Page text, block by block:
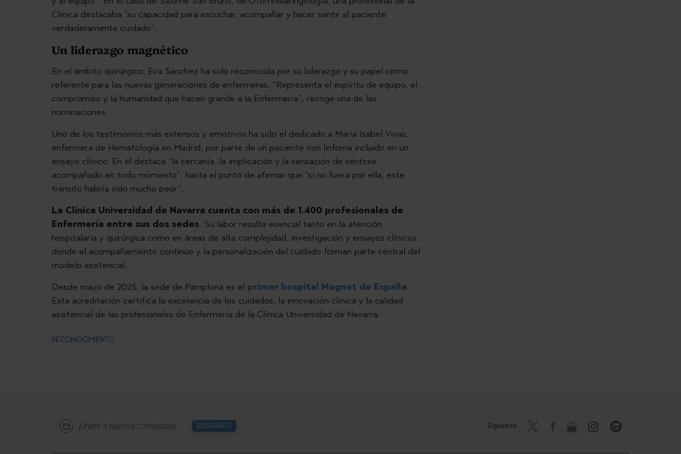
Clínica destacaba “su capacidad para escuchar, acompañar y hacer sentir al paciente
verdaderamente cuidado”.
Un liderazgo magnético
En el ámbito quirúrgico, Eva Sánchez ha sido reconocida por su liderazgo y su papel como
referente para las nuevas generaciones de enfermeras. “Representa el espíritu de equipo, el
compromiso y la humanidad que hacen grande a la Enfermería”, recoge una de las
nominaciones.
Uno de los testimonios más extensos y emotivos ha sido el dedicado a María Isabel Vivas,
enfermera de Hematología en Madrid, por parte de un paciente con linfoma incluido en un
ensayo clínico. En él destaca “la cercanía, la implicación y la sensación de sentirse
acompañado en todo momento”, hasta el punto de afirmar que “si no fuera por ella, este
tránsito habría sido mucho peor”.
La Clínica Universidad de Navarra cuenta con más de 1.400 profesionales de
Enfermería entre sus dos sedes. Su labor resulta esencial tanto en la atención
hospitalaria y quirúrgica como en áreas de alta complejidad, investigación y ensayos clínicos,
donde el acompañamiento continuo y la personalización del cuidado forman parte central del
modelo asistencial.
Desde mayo de 2025, la sede de Pamplona es el primer hospital Magnet de España.
Esta acreditación certifica la excelencia de los cuidados, la innovación clínica y la calidad
asistencial de las profesionales de Enfermería de la Clínica Universidad de Navarra.
RECONOCIMIENTO
¡Únete a nuestra comunidad! SUSCRÍBETE Síguenos